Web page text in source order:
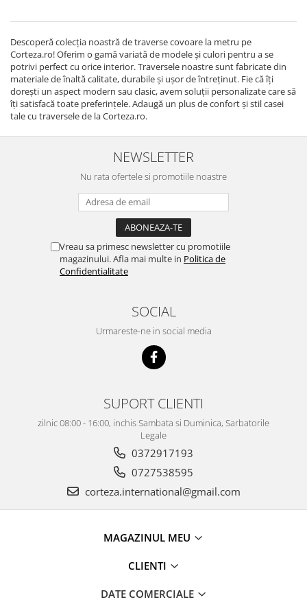
Descoperă colecția noastră de traverse covoare la metru pe
Corteza.ro! Oferim o gamă variată de modele și culori pentru a se
potrivi perfect cu orice interior. Traversele noastre sunt fabricate din
materiale de înaltă calitate, durabile și ușor de întreținut. Fie că îți
dorești un aspect modern sau clasic, avem soluții personalizate care să
îți satisfacă toate preferințele. Adaugă un plus de confort și stil casei
tale cu traversele de la Corteza.ro.
NEWSLETTER
Nu rata ofertele si promotiile noastre
Vreau sa primesc newsletter cu promotiile
magazinului. Afla mai multe in Politica de
Confidentialitate
SOCIAL
Urmareste-ne in social media
SUPORT CLIENTI
zilnic 08:00 - 16:00, inchis Sambata si Duminica, Sarbatorile
Legale
0372917193
0727538595
corteza.international@gmail.com
MAGAZINUL MEU
CLIENTI
DATE COMERCIALE